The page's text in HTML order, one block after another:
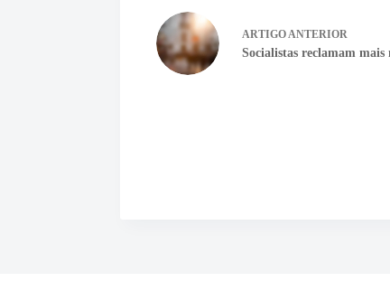
ARTIGOANTERIOR
Socialistas reclamam mais